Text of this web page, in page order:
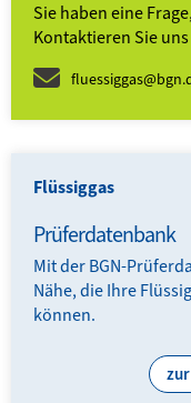
Sie haben eine
Kontaktieren Sie
Flüssiggas
Prüferdatenbank
Mit der BGN-
Nähe, die Ihre
können.